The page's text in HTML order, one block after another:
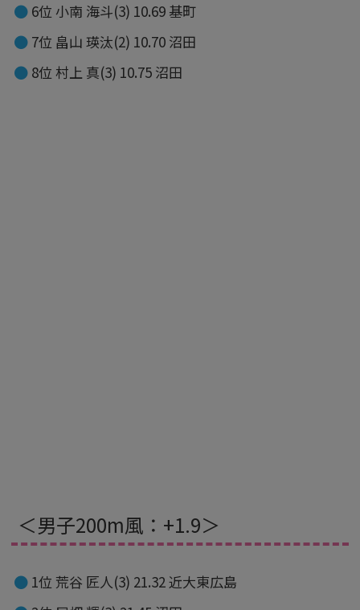
6位 小南 海斗(3) 10.69 基町
7位 畠山 瑛汰(2) 10.70 沼田
8位 村上 真(3) 10.75 沼田
＜男子200m風：+1.9＞
1位 荒谷 匠人(3) 21.32 近大東広島